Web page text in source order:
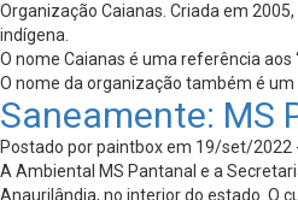
Organização Caianas. Criada em
indígena.
O nome Caianas é uma referência aos
O nome da organização também é
Saneamente: MS
Postado por paintbox em 19/set/2022
A Ambiental MS Pantanal e a
Anaurilândia, no interior do estado. O